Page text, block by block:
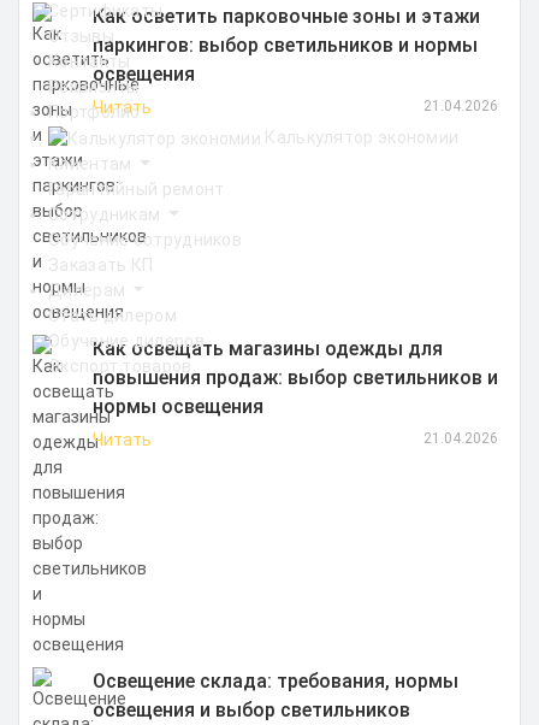
Сертификаты
Отзывы
Контакты
Реквизиты
Портфолио
Калькулятор экономии
Клиентам
Гарантийный ремонт
Сотрудникам
Обучение сотрудников
Заказать КП
Дилерам
Стать дилером
Обучение дилеров
Экспорт товаров
Как осветить парковочные зоны и этажи
паркингов: выбор светильников и нормы
освещения
Читать 21.04.2026
Как освещать магазины одежды для
повышения продаж: выбор светильников и
нормы освещения
Читать 21.04.2026
Освещение склада: требования, нормы
освещения и выбор светильников